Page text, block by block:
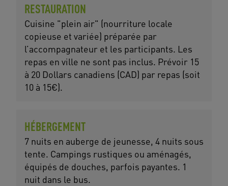
RESTAURATION
Cuisine "plein air" (nourriture locale
copieuse et variée) préparée par
l’accompagnateur et les participants. Les
repas en ville ne sont pas inclus. Prévoir 15
à 20 Dollars canadiens (CAD) par repas (soit
10 à 15€).
HÉBERGEMENT
7 nuits en auberge de jeunesse, 4 nuits sous
tente. Campings rustiques ou aménagés,
équipés de douches, parfois payantes. 1
nuit dans le bus.